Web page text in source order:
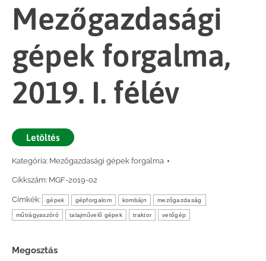
Mezőgazdasági
gépek forgalma,
2019. I. félév
Letöltés
Kategória: Mezőgazdasági gépek forgalma
Cikkszám: MGF-2019-02
Címkék: gépek gépforgalom kombájn mezőgazdaság
műtrágyaszóró talajművelő gépek traktor vetőgép
Megosztás